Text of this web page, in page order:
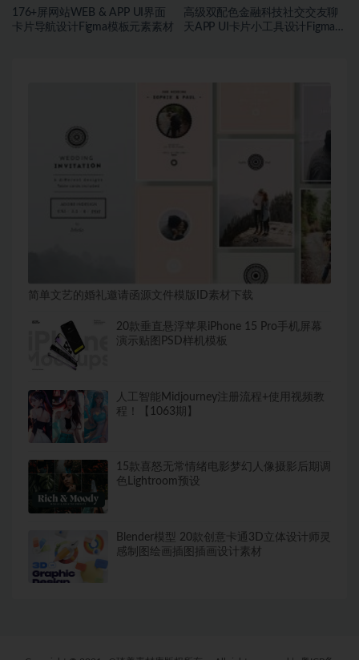
176+屏网站WEB & APP UI界面
卡片导航设计Figma模板元素素材
高级双配色金融科技社交交友聊
天APP UI卡片小工具设计Figma格
简单文艺的婚礼邀请函源文件模版ID素材下载
20款垂直悬浮苹果iPhone 15 Pro手机屏幕
演示贴图PSD样机模板
人工智能Midjourney注册流程+使用视频教
程！【1063期】
15款喜怒无常情绪电影梦幻人像摄影后期调
色Lightroom预设
Blender模型 20款创意卡通3D立体设计师灵
感制图绘画插图插画设计素材